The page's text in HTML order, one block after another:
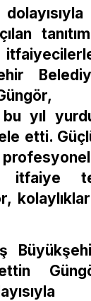
yıl
etti.